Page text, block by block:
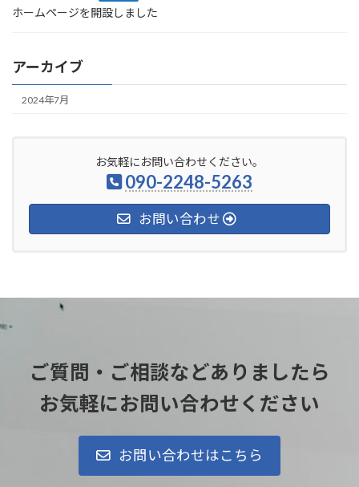
ホームページを開設しました
アーカイブ
2024年7月
お気軽にお問い合わせください。
090-2248-5263
お問い合わせ
ご質問・ご相談などありましたら
お気軽にお問い合わせください
お問い合わせはこちら